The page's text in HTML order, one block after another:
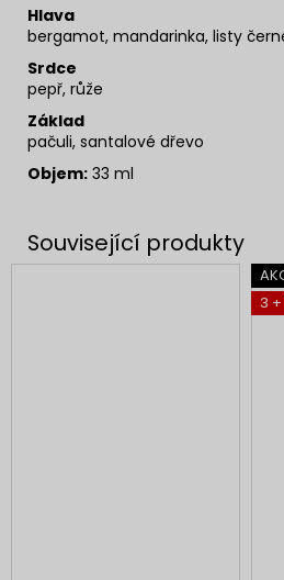
Hlava
bergamot, mandarinka, listy
Srdce
pepř, růže
Základ
pačuli, santalové dřevo
Objem: 33 ml
3 +